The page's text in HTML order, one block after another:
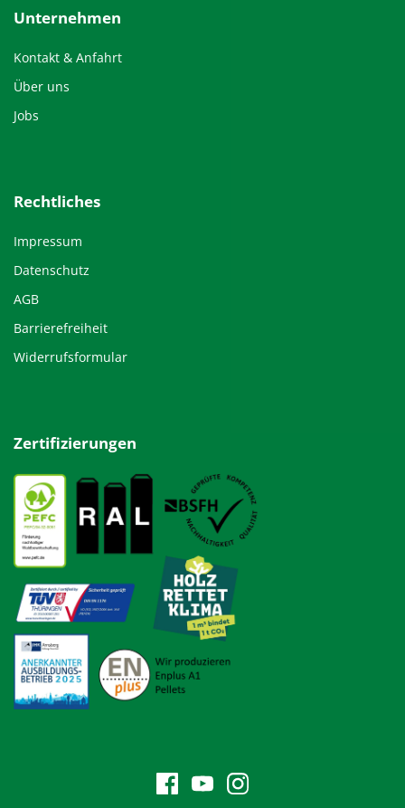
Unternehmen
Kontakt & Anfahrt
Über uns
Jobs
Rechtliches
Impressum
Datenschutz
AGB
Barrierefreiheit
Widerrufsformular
Zertifizierungen